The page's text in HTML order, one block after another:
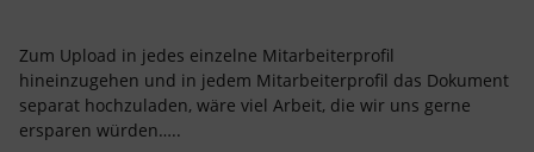
Zum Upload in jedes einzelne Mitarbeiterprofil
hineinzugehen und in jedem Mitarbeiterprofil das Dokument
separat hochzuladen, wäre viel Arbeit, die wir uns gerne
ersparen würden…..